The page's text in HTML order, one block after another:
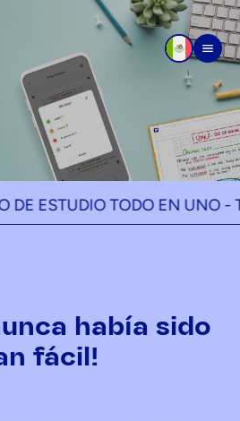
TODO EN UNO -TU
había sido
fácil!